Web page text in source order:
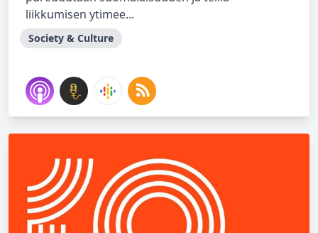
liikkumisen ytimee...
Society & Culture